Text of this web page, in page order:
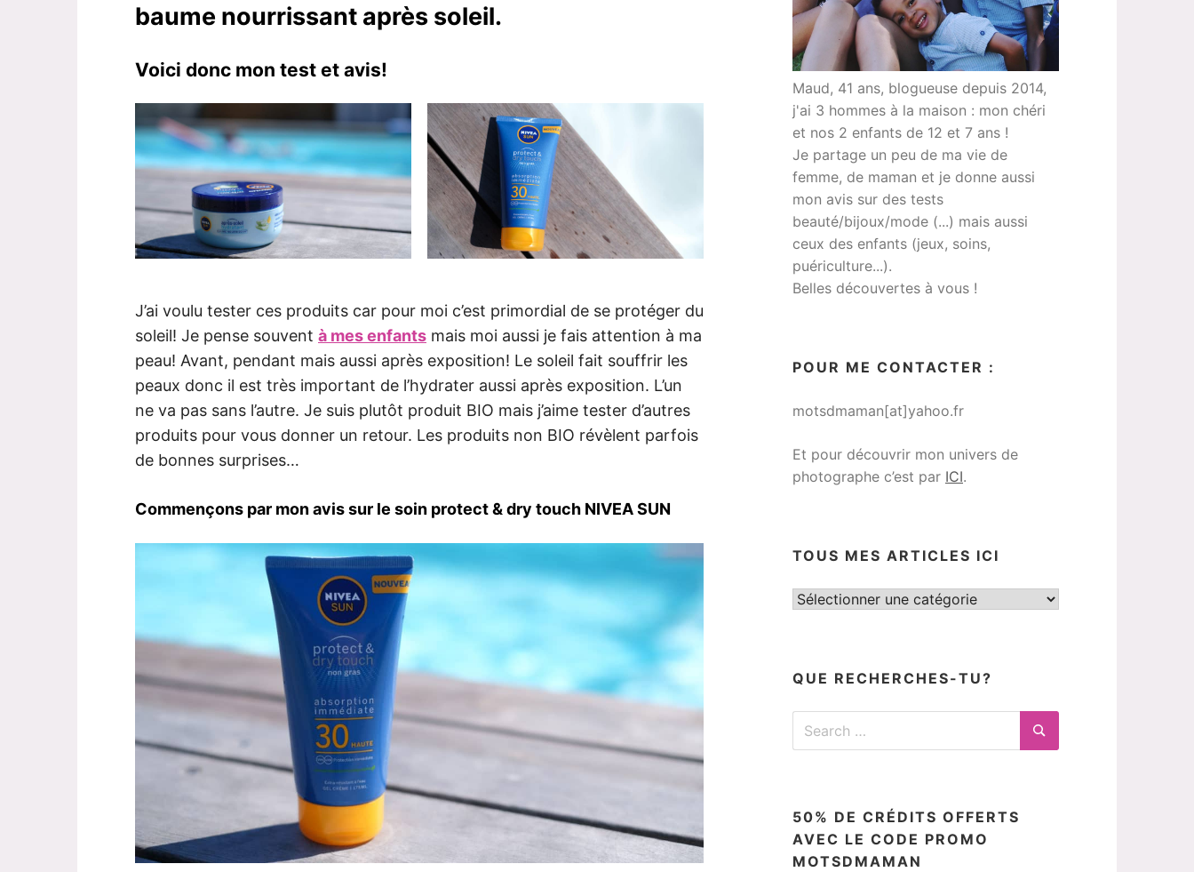
baume nourrissant après soleil.
Voici donc mon test et avis!
J’ai voulu tester ces produits car pour moi c’est primordial de se protéger du
soleil! Je pense souvent à mes enfants mais moi aussi je fais attention à ma
peau! Avant, pendant mais aussi après exposition! Le soleil fait souffrir les
peaux donc il est très important de l’hydrater aussi après exposition. L’un
ne va pas sans l’autre. Je suis plutôt produit BIO mais j’aime tester d’autres
produits pour vous donner un retour. Les produits non BIO révèlent parfois
de bonnes surprises…
Commençons par mon avis sur le soin protect & dry touch NIVEA SUN
Maud, 41 ans, blogueuse depuis 2014,
j'ai 3 hommes à la maison : mon chéri
et nos 2 enfants de 12 et 7 ans !
Je partage un peu de ma vie de
femme, de maman et je donne aussi
mon avis sur des tests
beauté/bijoux/mode (...) mais aussi
ceux des enfants (jeux, soins,
puériculture...).
Belles découvertes à vous !
POUR ME CONTACTER :
motsdmaman[at]yahoo.fr
Et pour découvrir mon univers de
photographe c’est par ICI.
TOUS MES ARTICLES ICI
Tous
QUE RECHERCHES-TU?
Search
Search
50% DE CRÉDITS OFFERTS
AVEC LE CODE PROMO
MOTSDMAMAN